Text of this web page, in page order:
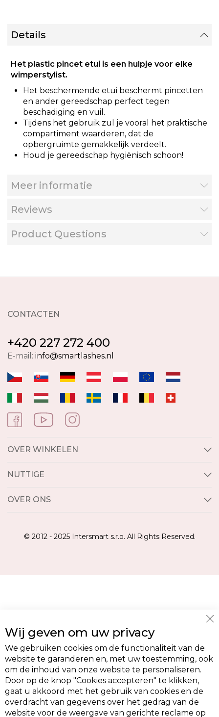
Details
Het plastic pincet etui is een hulpje voor elke
wimperstylist.
Het beschermende etui beschermt pincetten
en ander gereedschap perfect tegen
beschadiging en vuil.
Tijdens het gebruik zul je vooral het praktische
compartiment waarderen, dat de
opbergruimte gemakkelijk verdeelt.
Houd je gereedschap hygiënisch schoon!
Meer informatie
Reviews
Product Questions
CONTACTEN
+420 227 272 400
E-mail: info@smartlashes.nl
OVER WINKELEN
NUTTIGE
OVER ONS
© 2012 - 2025 Intersmart s.r.o. All Rights Reserved.
Wij geven om uw privacy
We gebruiken cookies om de functionaliteit van de
website te garanderen en, met uw toestemming, ook
om de inhoud van onze website te personaliseren.
Door op de knop "Cookies accepteren" te klikken,
gaat u akkoord met het gebruik van cookies en de
overdracht van gegevens over het gedrag van de
website voor de weergave van gerichte reclame op